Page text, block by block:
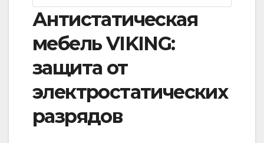
Антистатическая
мебель VIKING:
защита от
электростатических
разрядов